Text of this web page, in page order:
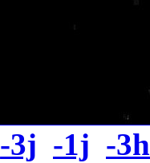
-3j -1j -3h